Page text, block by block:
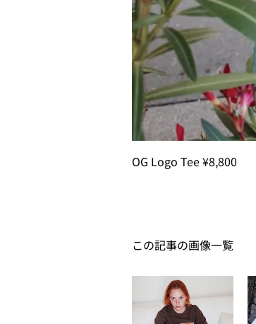
OG Logo Tee ¥8,800
この記事の画像一覧